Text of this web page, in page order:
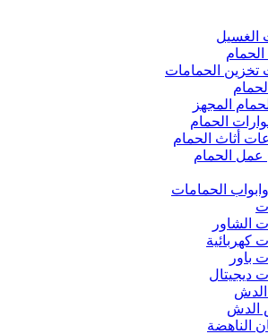
الغسيل
تخزين الحمامات
المجهز
الحمام
أثاث الحمام
الحمام
الحمامات
الشاور
كهربائية
باور
ديجيتال
الدش
الدش
الناهضة